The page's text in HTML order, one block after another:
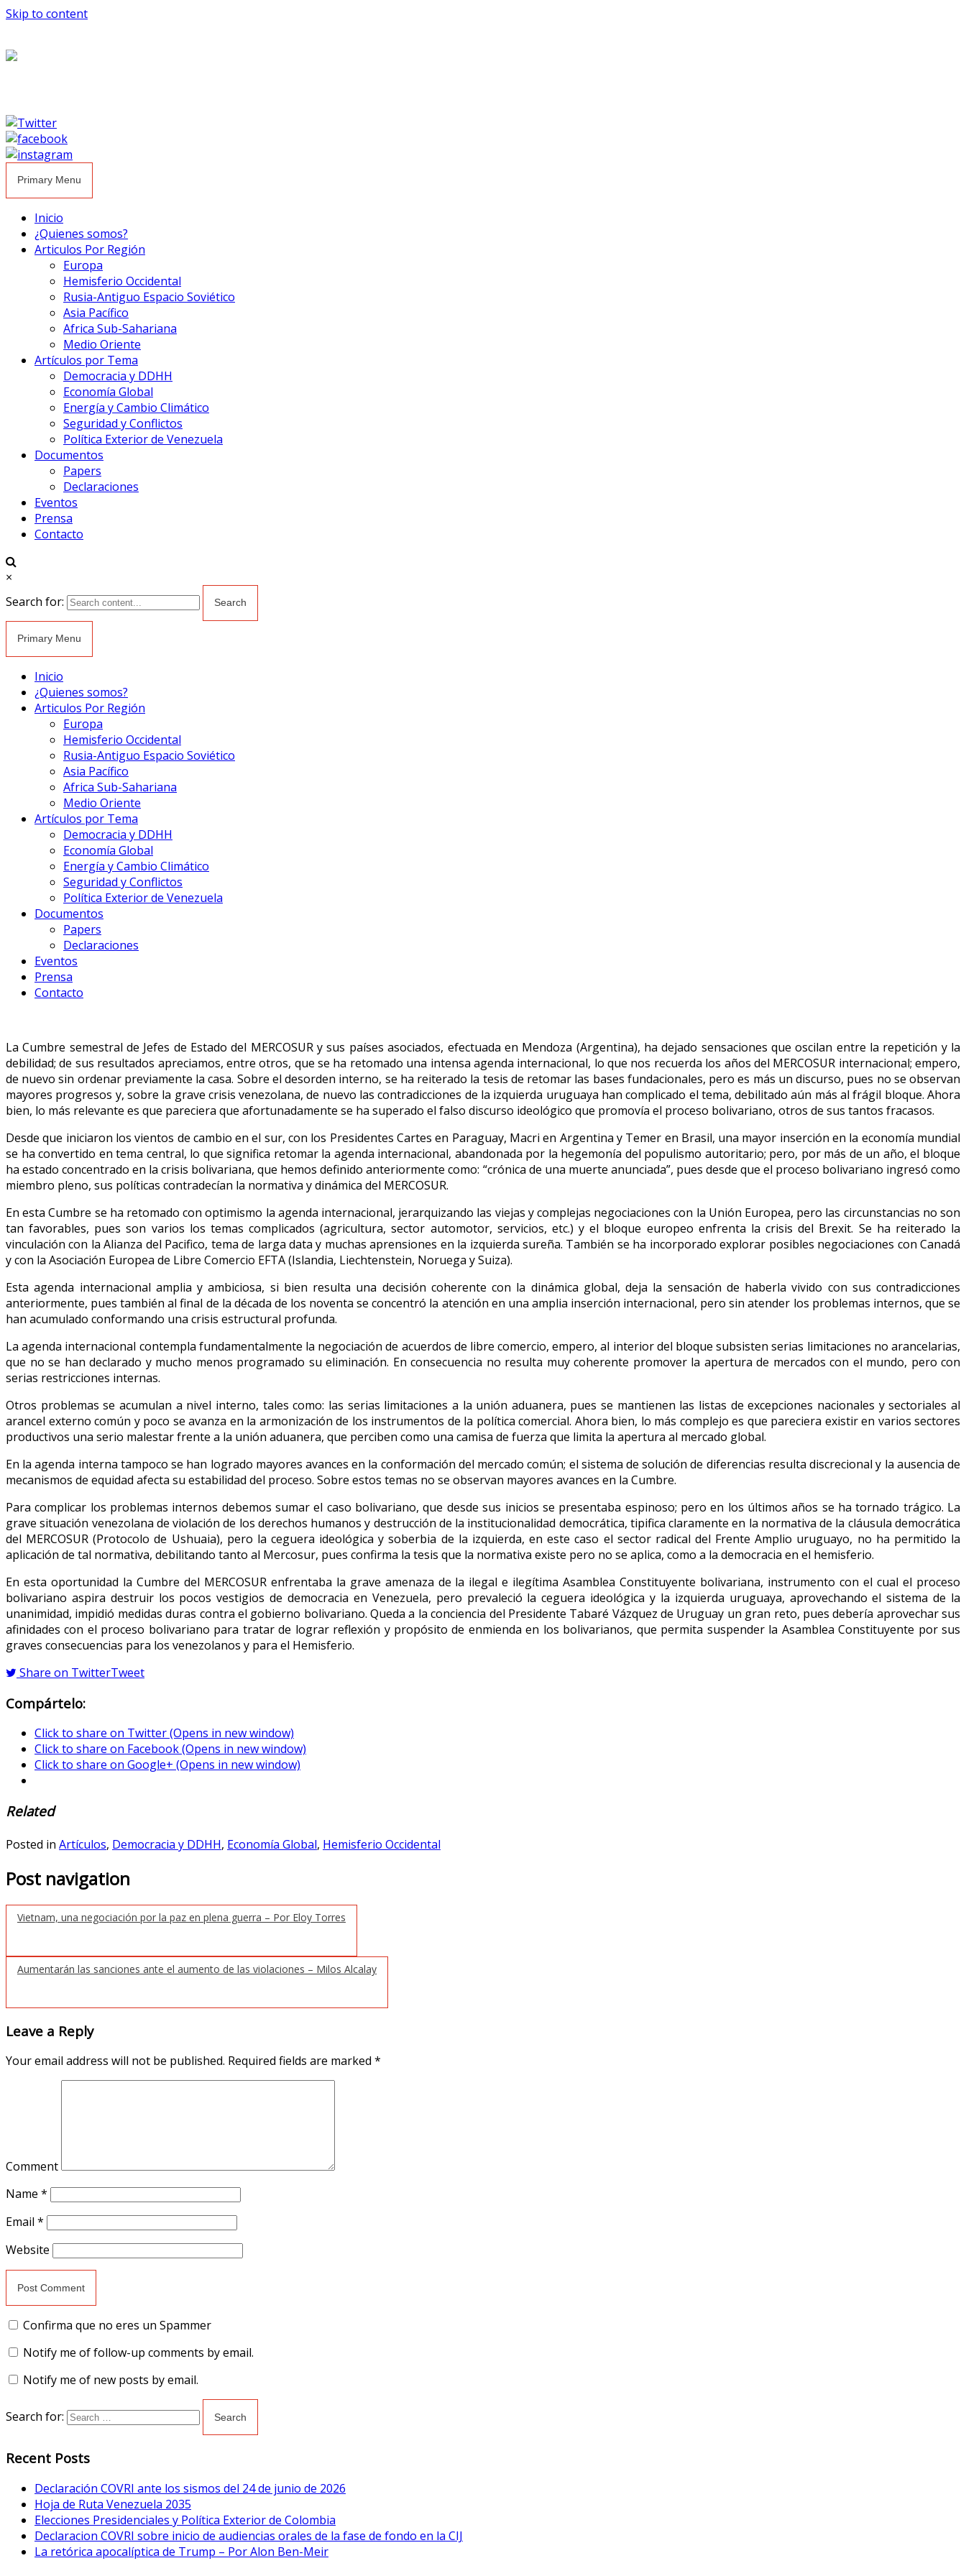
Skip to content
Primary Menu
Inicio
¿Quienes somos?
Articulos Por Región
Europa
Hemisferio Occidental
Rusia-Antiguo Espacio Soviético
Asia Pacífico
Africa Sub-Sahariana
Medio Oriente
Artículos por Tema
Democracia y DDHH
Economía Global
Energía y Cambio Climático
Seguridad y Conflictos
Política Exterior de Venezuela
Documentos
Papers
Declaraciones
Eventos
Prensa
Contacto
×
Search for:
Primary Menu
Inicio
¿Quienes somos?
Articulos Por Región
Europa
Hemisferio Occidental
Rusia-Antiguo Espacio Soviético
Asia Pacífico
Africa Sub-Sahariana
Medio Oriente
Artículos por Tema
Democracia y DDHH
Economía Global
Energía y Cambio Climático
Seguridad y Conflictos
Política Exterior de Venezuela
Documentos
Papers
Declaraciones
Eventos
Prensa
Contacto
La Cumbre semestral de Jefes de Estado del MERCOSUR y sus países asociados, efectuada en Mendoza (Argentina), ha dejado sensaciones que oscilan entre la repetición y la
debilidad; de sus resultados apreciamos, entre otros, que se ha retomado una intensa agenda internacional, lo que nos recuerda los años del MERCOSUR internacional; empero,
de nuevo sin ordenar previamente la casa. Sobre el desorden interno, se ha reiterado la tesis de retomar las bases fundacionales, pero es más un discurso, pues no se observan
mayores progresos y, sobre la grave crisis venezolana, de nuevo las contradicciones de la izquierda uruguaya han complicado el tema, debilitado aún más al frágil bloque. Ahora
bien, lo más relevante es que pareciera que afortunadamente se ha superado el falso discurso ideológico que promovía el proceso bolivariano, otros de sus tantos fracasos.
Desde que iniciaron los vientos de cambio en el sur, con los Presidentes Cartes en Paraguay, Macri en Argentina y Temer en Brasil, una mayor inserción en la economía mundial
se ha convertido en tema central, lo que significa retomar la agenda internacional, abandonada por la hegemonía del populismo autoritario; pero, por más de un año, el bloque
ha estado concentrado en la crisis bolivariana, que hemos definido anteriormente como: “crónica de una muerte anunciada”, pues desde que el proceso bolivariano ingresó como
miembro pleno, sus políticas contradecían la normativa y dinámica del MERCOSUR.
En esta Cumbre se ha retomado con optimismo la agenda internacional, jerarquizando las viejas y complejas negociaciones con la Unión Europea, pero las circunstancias no son
tan favorables, pues son varios los temas complicados (agricultura, sector automotor, servicios, etc.) y el bloque europeo enfrenta la crisis del Brexit. Se ha reiterado la
vinculación con la Alianza del Pacifico, tema de larga data y muchas aprensiones en la izquierda sureña. También se ha incorporado explorar posibles negociaciones con Canadá
y con la Asociación Europea de Libre Comercio EFTA (Islandia, Liechtenstein, Noruega y Suiza).
Esta agenda internacional amplia y ambiciosa, si bien resulta una decisión coherente con la dinámica global, deja la sensación de haberla vivido con sus contradicciones
anteriormente, pues también al final de la década de los noventa se concentró la atención en una amplia inserción internacional, pero sin atender los problemas internos, que se
han acumulado conformando una crisis estructural profunda.
La agenda internacional contempla fundamentalmente la negociación de acuerdos de libre comercio, empero, al interior del bloque subsisten serias limitaciones no arancelarias,
que no se han declarado y mucho menos programado su eliminación. En consecuencia no resulta muy coherente promover la apertura de mercados con el mundo, pero con
serias restricciones internas.
Otros problemas se acumulan a nivel interno, tales como: las serias limitaciones a la unión aduanera, pues se mantienen las listas de excepciones nacionales y sectoriales al
arancel externo común y poco se avanza en la armonización de los instrumentos de la política comercial. Ahora bien, lo más complejo es que pareciera existir en varios sectores
productivos una serio malestar frente a la unión aduanera, que perciben como una camisa de fuerza que limita la apertura al mercado global.
En la agenda interna tampoco se han logrado mayores avances en la conformación del mercado común; el sistema de solución de diferencias resulta discrecional y la ausencia de
mecanismos de equidad afecta su estabilidad del proceso. Sobre estos temas no se observan mayores avances en la Cumbre.
Para complicar los problemas internos debemos sumar el caso bolivariano, que desde sus inicios se presentaba espinoso; pero en los últimos años se ha tornado trágico. La
grave situación venezolana de violación de los derechos humanos y destrucción de la institucionalidad democrática, tipifica claramente en la normativa de la cláusula democrática
del MERCOSUR (Protocolo de Ushuaia), pero la ceguera ideológica y soberbia de la izquierda, en este caso el sector radical del Frente Amplio uruguayo, no ha permitido la
aplicación de tal normativa, debilitando tanto al Mercosur, pues confirma la tesis que la normativa existe pero no se aplica, como a la democracia en el hemisferio.
En esta oportunidad la Cumbre del MERCOSUR enfrentaba la grave amenaza de la ilegal e ilegítima Asamblea Constituyente bolivariana, instrumento con el cual el proceso
bolivariano aspira destruir los pocos vestigios de democracia en Venezuela, pero prevaleció la ceguera ideológica y la izquierda uruguaya, aprovechando el sistema de la
unanimidad, impidió medidas duras contra el gobierno bolivariano. Queda a la conciencia del Presidente Tabaré Vázquez de Uruguay un gran reto, pues debería aprovechar sus
afinidades con el proceso bolivariano para tratar de lograr reflexión y propósito de enmienda en los bolivarianos, que permita suspender la Asamblea Constituyente por sus
graves consecuencias para los venezolanos y para el Hemisferio.
Share on TwitterTweet
Compártelo:
Click to share on Twitter (Opens in new window)
Click to share on Facebook (Opens in new window)
Click to share on Google+ (Opens in new window)
Related
Posted in Artículos, Democracia y DDHH, Economía Global, Hemisferio Occidental
Post navigation
Vietnam, una negociación por la paz en plena guerra – Por Eloy Torres
Aumentarán las sanciones ante el aumento de las violaciones – Milos Alcalay
Leave a Reply
Your email address will not be published. Required fields are marked *
Comment
Name *
Email *
Website
Confirma que no eres un Spammer
Notify me of follow-up comments by email.
Notify me of new posts by email.
Search for:
Recent Posts
Declaración COVRI ante los sismos del 24 de junio de 2026
Hoja de Ruta Venezuela 2035
Elecciones Presidenciales y Política Exterior de Colombia
Declaracion COVRI sobre inicio de audiencias orales de la fase de fondo en la CIJ
La retórica apocalíptica de Trump – Por Alon Ben-Meir